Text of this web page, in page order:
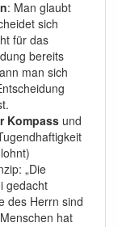
: Man glaubt
sich
für das
bereits
man sich
Kompass und
„Die
gedacht
des Herrn sind
hat